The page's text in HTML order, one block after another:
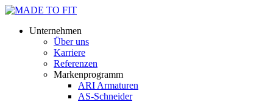
Unternehmen
Über uns
Karriere
Referenzen
Markenprogramm
ARI Armaturen
AS-Schneider